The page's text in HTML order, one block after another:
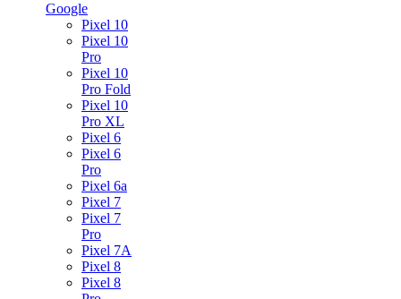
Google
Pixel 10
Pixel 10
Pro
Pixel 10
Pro Fold
Pixel 10
Pro XL
Pixel 6
Pixel 6
Pro
Pixel 6a
Pixel 7
Pixel 7
Pro
Pixel 7A
Pixel 8
Pixel 8